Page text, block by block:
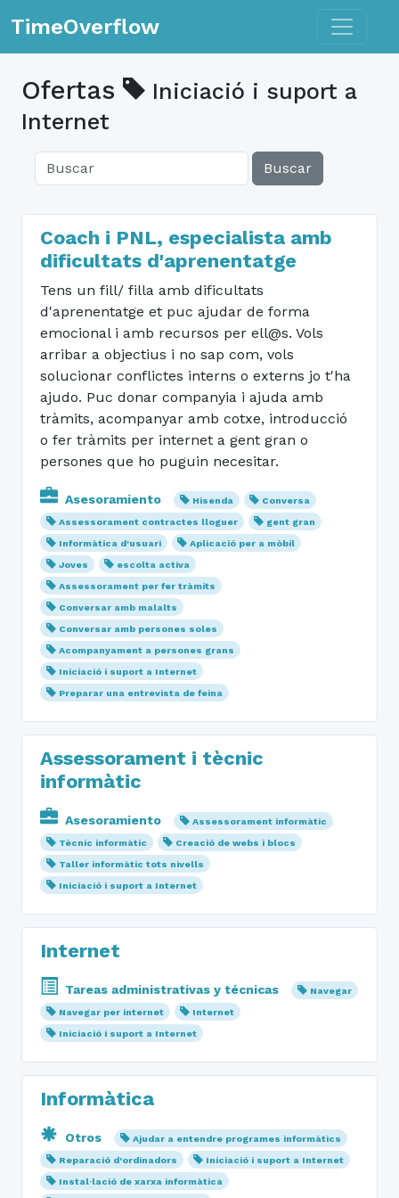
TimeOverflow Toggle
Ofertas
Iniciació i suport a
Internet
Buscar
Coach i PNL, especialista amb
dificultats d'aprenentatge
Tens un fill/ filla amb dificultats
d'aprenentatge et puc ajudar de forma
emocional i amb recursos per ell@s. Vols
arribar a objectius i no sap com, vols
solucionar conflictes interns o externs jo t'ha
ajudo. Puc donar companyia i ajuda amb
tràmits, acompanyar amb cotxe, introducció
o fer tràmits per internet a gent gran o
persones que ho puguin necesitar.
Asesoramiento Hisenda
Conversa
Assessorament contractes lloguer
gent gran
Informàtica d'usuari
Aplicació per a mòbil
Joves
escolta activa
Assessorament per fer tràmits
Conversar amb malalts
Conversar amb persones soles
Acompanyament a persones grans
Iniciació i suport a Internet
Preparar una entrevista de feina
Assessorament i tècnic
informàtic
Asesoramiento
Assessorament informàtic
Tècnic informàtic
Creació de webs i blocs
Taller informàtic tots nivells
Iniciació i suport a Internet
Internet
Tareas administrativas y técnicas
Navegar
Navegar per internet
Internet
Iniciació i suport a Internet
Informàtica
Otros
Ajudar a entendre programes informàtics
Reparació d'ordinadors
Iniciació i suport a Internet
Instal·lació de xarxa informàtica